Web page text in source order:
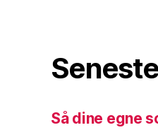
Så dine egne